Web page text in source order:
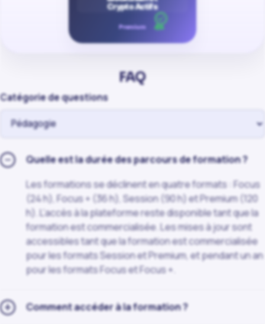
FAQ
Catégorie de questions
−
Quelle est la durée des parcours de formation ?
Les formations se déclinent en quatre formats : Focus
(24 h), Focus + (36 h), Session (90 h) et Premium (120
h). L’accès à la plateforme reste disponible tant que la
formation est commercialisée. Les mises à jour sont
accessibles tant que la formation est commercialisée
pour les formats Session et Premium, et pendant un an
pour les formats Focus et Focus +.
+ Comment accéder à la formation ?